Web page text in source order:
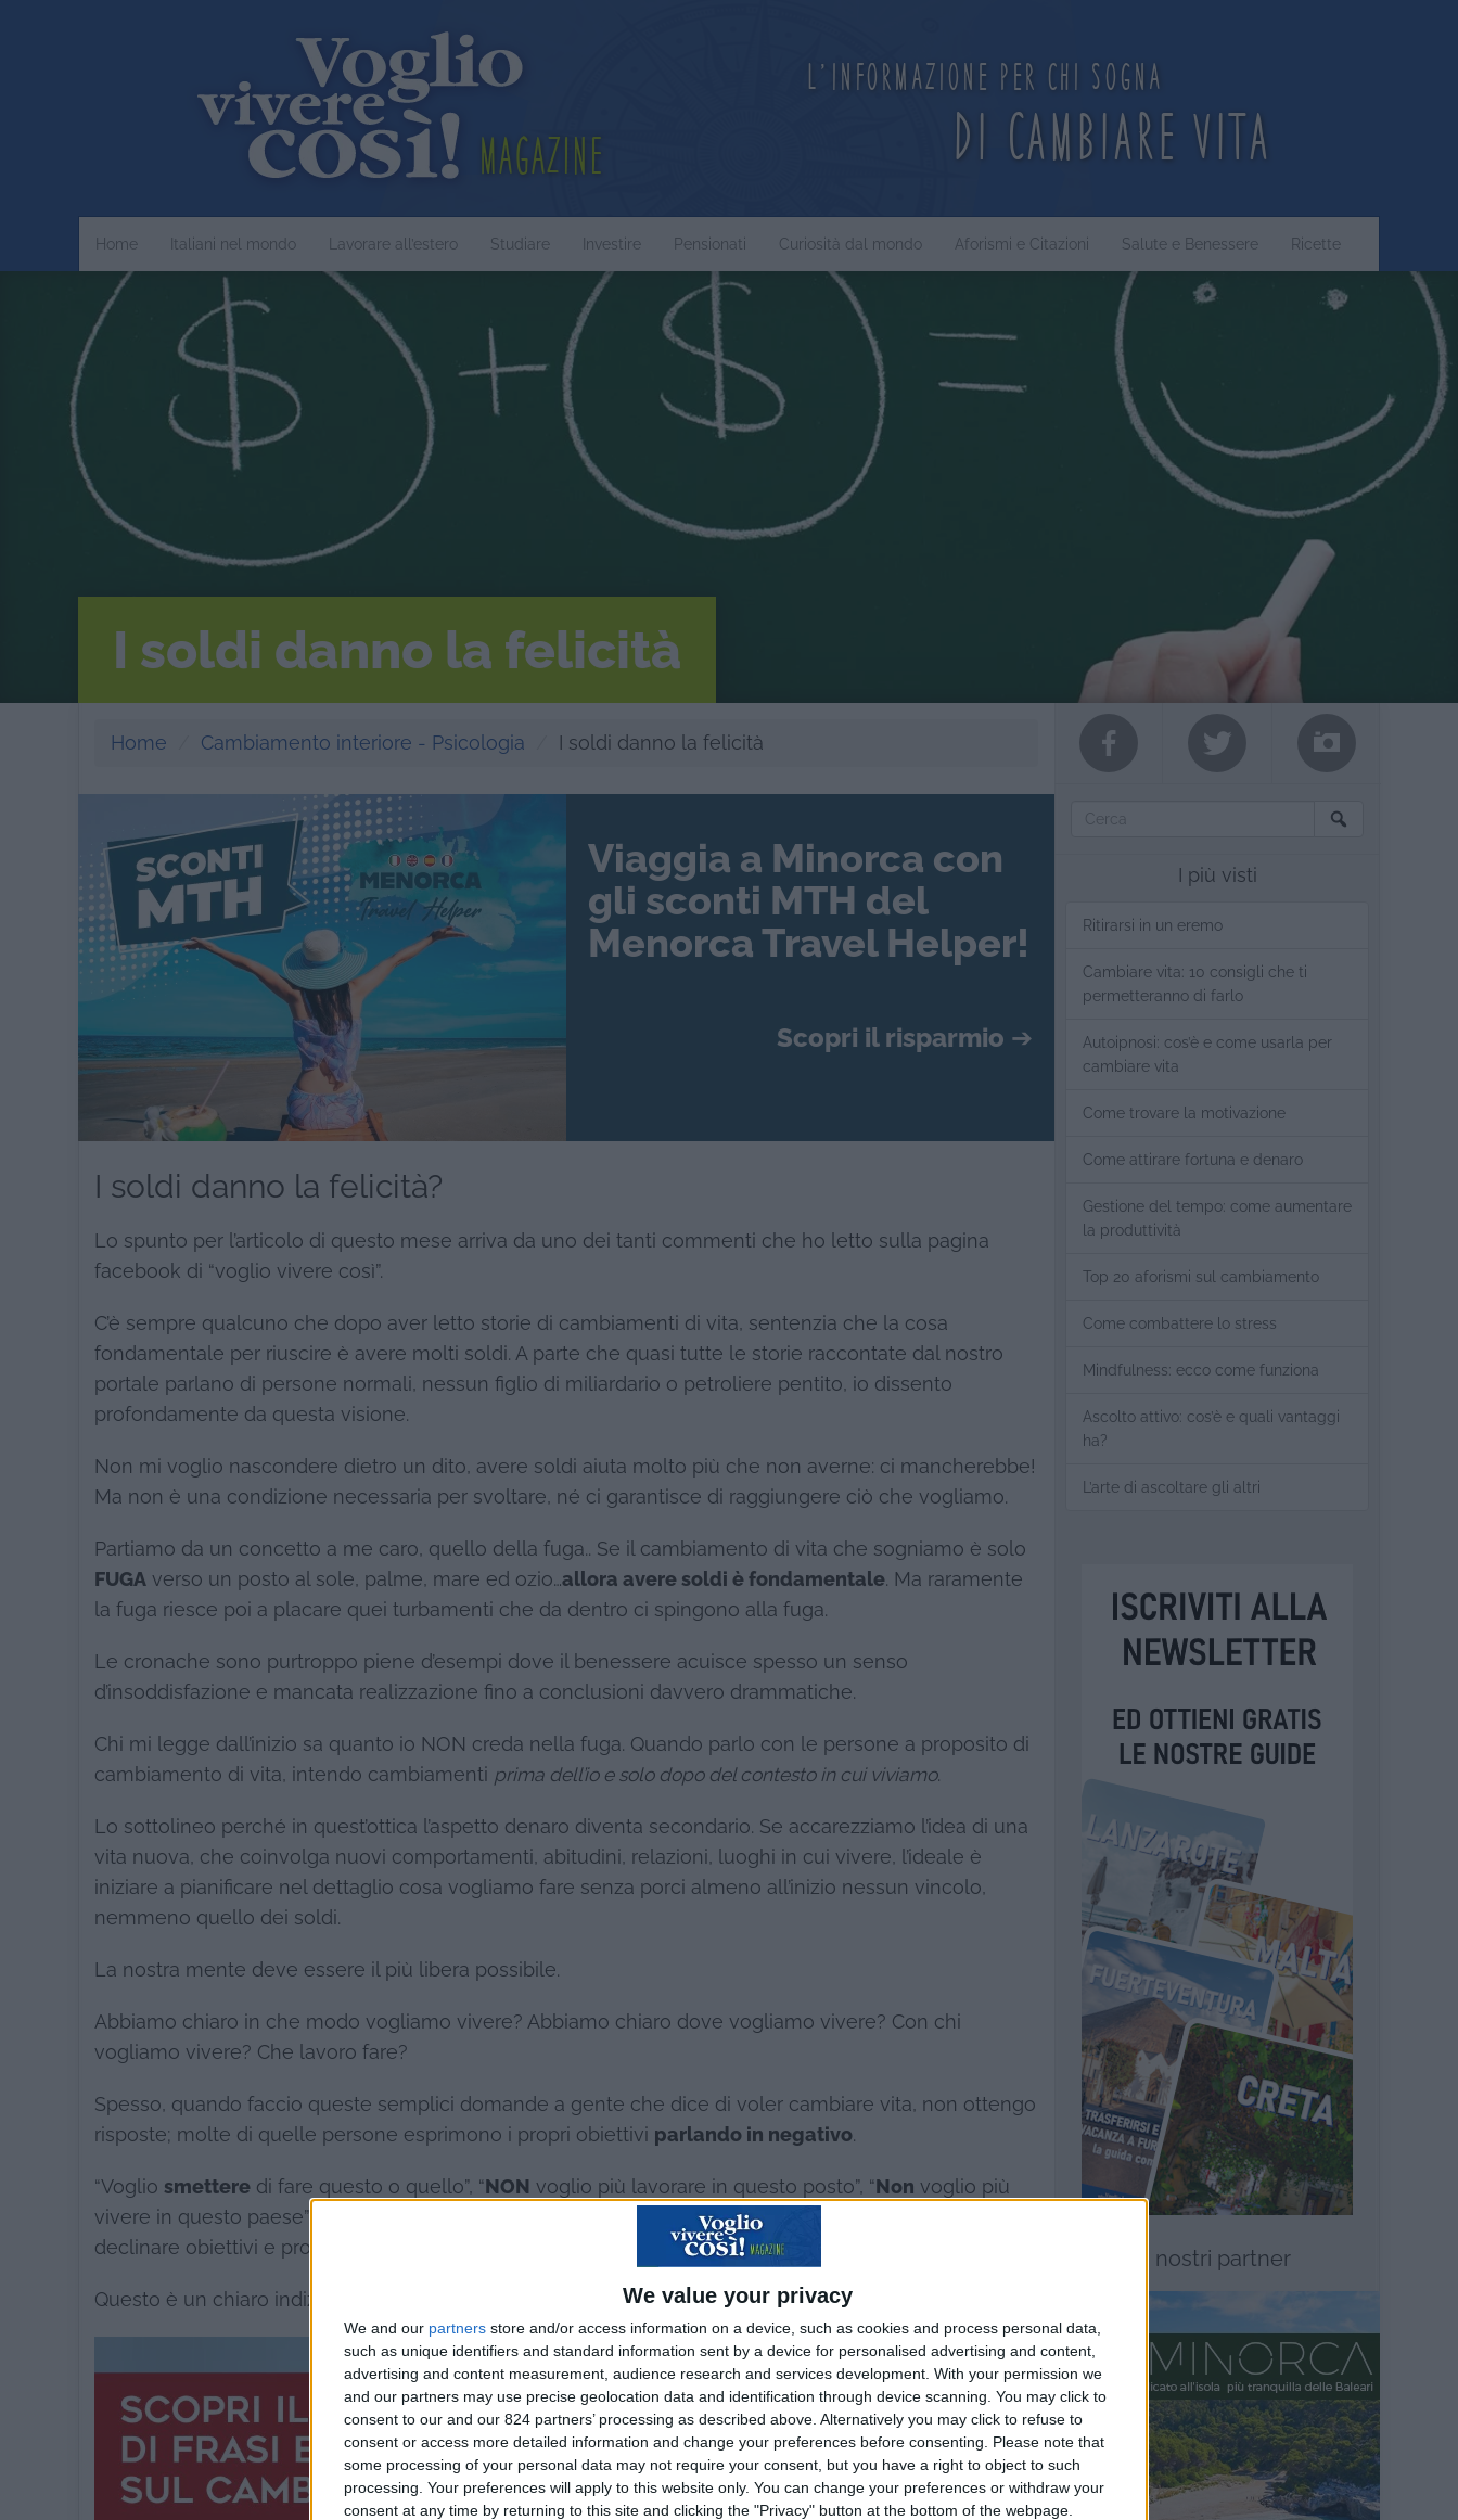
We value your privacy
We and our partners store and/or access information on a device, such as cookies and process personal data,
such as unique identifiers and standard information sent by a device for personalised advertising and content,
advertising and content measurement, audience research and services development. With your permission we
and our partners may use precise geolocation data and identification through device scanning. You may click to
consent to our and our 824 partners’ processing as described above. Alternatively you may click to refuse to
consent or access more detailed information and change your preferences before consenting.
Please note that
some processing of your personal data may not require your consent, but you have a right to object to such
processing. Your preferences will apply to this website only. You can change your preferences or withdraw your
consent at any time by returning to this site and clicking the "Privacy" button at the bottom of the webpage.
Magazine
L'informazione per chi sogna
di cambiare vita
Home Italiani nel mondo Lavorare all’estero Studiare Investire Pensionati Curiosità dal mondo Aforismi e Citazioni Salute e Benessere Ricette
I soldi danno la felicità
Home Cambiamento interiore - Psicologia I soldi danno la felicità
Viaggia a Minorca con
gli sconti MTH del
Menorca Travel Helper!
Scopri il risparmio ➔
I soldi danno la felicità?
Lo spunto per l’articolo di questo mese arriva da uno dei tanti commenti che ho letto sulla pagina
facebook di “voglio vivere così”.
C’è sempre qualcuno che dopo aver letto storie di cambiamenti di vita, sentenzia che la cosa
fondamentale per riuscire è avere molti soldi. A parte che quasi tutte le storie raccontate dal nostro
portale parlano di persone normali, nessun figlio di miliardario o petroliere pentito, io dissento
profondamente da questa visione.
Non mi voglio nascondere dietro un dito, avere soldi aiuta molto più che non averne: ci mancherebbe!
Ma non è una condizione necessaria per svoltare, né ci garantisce di raggiungere ciò che vogliamo.
Partiamo da un concetto a me caro, quello della fuga.. Se il cambiamento di vita che sogniamo è solo
FUGA verso un posto al sole, palme, mare ed ozio…allora avere soldi è fondamentale. Ma raramente
la fuga riesce poi a placare quei turbamenti che da dentro ci spingono alla fuga.
Le cronache sono purtroppo piene d’esempi dove il benessere acuisce spesso un senso
d’insoddisfazione e mancata realizzazione fino a conclusioni davvero drammatiche.
Chi mi legge dall’inizio sa quanto io NON creda nella fuga. Quando parlo con le persone a proposito di
cambiamento di vita, intendo cambiamenti prima dell’io e solo dopo del contesto in cui viviamo.
Lo sottolineo perché in quest’ottica l’aspetto denaro diventa secondario. Se accarezziamo l’idea di una
vita nuova, che coinvolga nuovi comportamenti, abitudini, relazioni, luoghi in cui vivere, l’ideale è
iniziare a pianificare nel dettaglio cosa vogliamo fare senza porci almeno all’inizio nessun vincolo,
nemmeno quello dei soldi.
La nostra mente deve essere il più libera possibile.
Abbiamo chiaro in che modo vogliamo vivere? Abbiamo chiaro dove vogliamo vivere? Con chi
vogliamo vivere? Che lavoro fare?
Spesso, quando faccio queste semplici domande a gente che dice di voler cambiare vita, non ottengo
risposte; molte di quelle persone esprimono i propri obiettivi parlando in negativo.
“Voglio smettere di fare questo o quello”, “ NON voglio più lavorare in questo posto”, “ Non voglio più
vivere in questo paese”, “
riesco più a vivere con questa persona”, ma faticano moltissimo a
declinare obiettivi e progetti in modo propositivo esprimendo cosa realmente vogliono.
Questo è un chiaro indizio di fuga: so cosa voglio lasciare, ma non dove andare.
I più visti
Ritirarsi in un eremo
Cambiare vita: 10 consigli che ti
permetteranno di farlo
Autoipnosi: cos’è e come usarla per
cambiare vita
Come trovare la motivazione
Come attirare fortuna e denaro
Gestione del tempo: come aumentare
la produttività
Top 20 aforismi sul cambiamento
Come combattere lo stress
Mindfulness: ecco come funziona
Ascolto attivo: cos’è e quali vantaggi
ha?
L’arte di ascoltare gli altri
I nostri partner